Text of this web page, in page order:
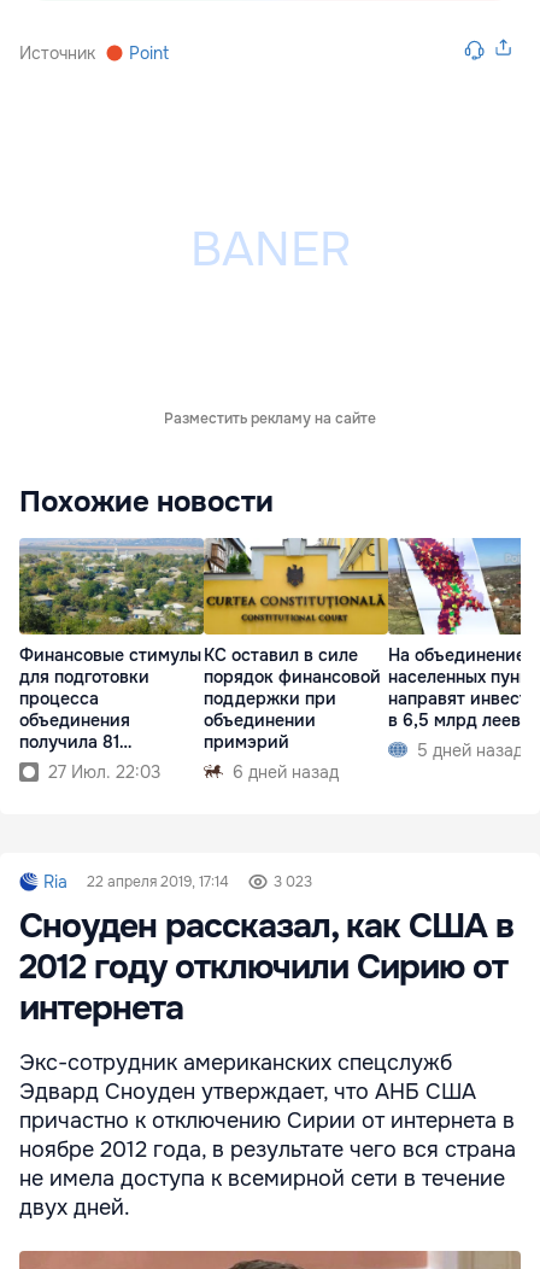
Источник Point
Разместить рекламу на сайте
Похожие новости
Финансовые стимулы
для подготовки
процесса
объединения
получила 81
примэрия
27 Июл. 22:03
КС оставил в силе
порядок финансовой
поддержки при
объединении
примэрий
6 дней назад
На объединение
населенных
направят
в 6,5 млрд леев
5 дней назад
Ria 22 апреля 2019, 17:14 3 023
Сноуден рассказал, как США в
2012 году отключили Сирию от
интернета
Экс-сотрудник американских спецслужб
Эдвард Сноуден утверждает, что АНБ США
причастно к отключению Сирии от интернета в
ноябре 2012 года, в результате чего вся страна
не имела доступа к всемирной сети в течение
двух дней.